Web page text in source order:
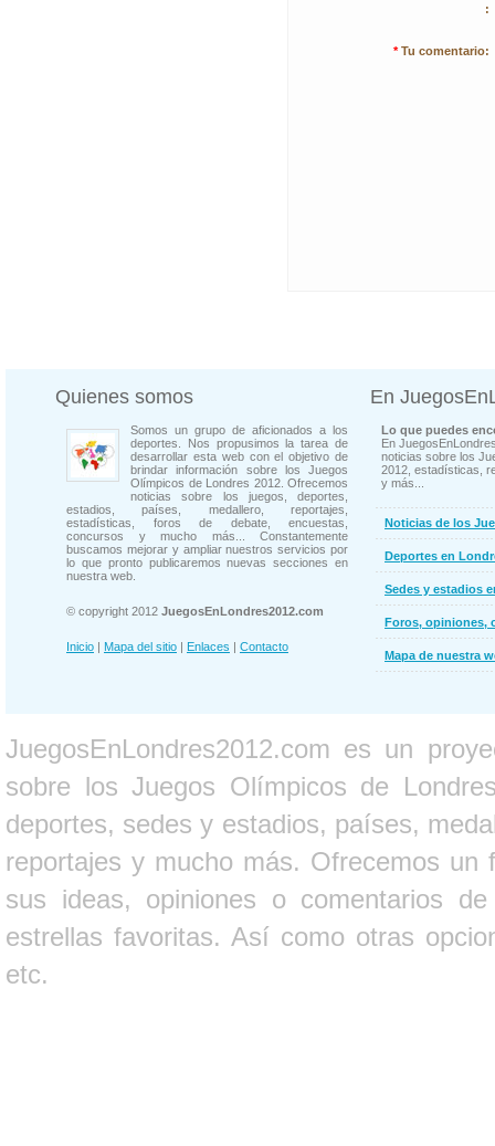
:
* Tu comentario:
Quienes somos
Somos un grupo de aficionados a los
deportes. Nos propusimos la tarea de
desarrollar esta web con el objetivo de
brindar información sobre los Juegos
Olímpicos de Londres 2012. Ofrecemos
noticias sobre los juegos, deportes,
estadios, países, medallero, reportajes,
estadísticas, foros de debate, encuestas,
concursos y mucho más... Constantemente
buscamos mejorar y ampliar nuestros servicios por
lo que pronto publicaremos nuevas secciones en
nuestra web.
© copyright 2012 JuegosEnLondres2012.com
Inicio | Mapa del sitio | Enlaces | Contacto
En
Lo que puedes
En
noticias sobre los
2012, estadísticas,
y más...
Noticias de los
Deportes en
Sedes y estadios
Foros, opiniones,
Mapa de nuestra
JuegosEnLondres2012.com es un
sobre los Juegos Olímpicos de
deportes, sedes y estadios, países,
reportajes y mucho más. Ofrecemos un
sus ideas, opiniones o comentarios
estrellas favoritas. Así como otras
etc.